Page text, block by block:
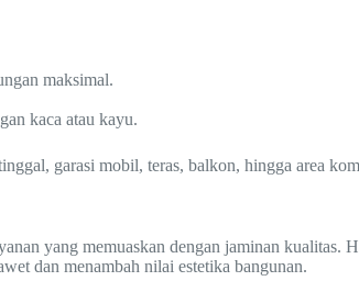
maksimal.
kaca atau kayu.
garasi mobil, teras, balkon, hingga area
yang memuaskan dengan jaminan kualitas.
dan menambah nilai estetika bangunan.